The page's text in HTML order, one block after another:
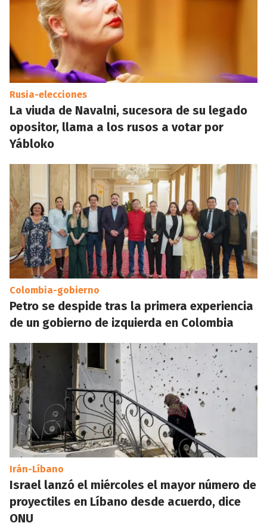
Rusia-elecciones
La viuda de Navalni, sucesora de su legado
opositor, llama a los rusos a votar por
Yábloko
Colombia-gobierno
Petro se despide tras la primera experiencia
de un gobierno de izquierda en Colombia
Irán-Líbano
Israel lanzó el miércoles el mayor número de
proyectiles en Líbano desde acuerdo, dice
ONU